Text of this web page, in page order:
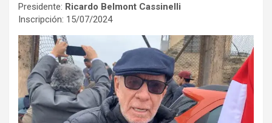
Presidente: Ricardo Belmont Cassinelli
Inscripción: 15/07/2024